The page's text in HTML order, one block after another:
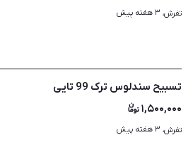
تفرش، ۳ هفته پیش
تسبیح سندلوس ترک 99 تایی
۱,۵۰۰,۰۰۰
تفرش، ۳ هفته پیش